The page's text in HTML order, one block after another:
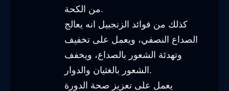
من الكحة.
كذلك من فوائد الزنجبيل انه يعالج
الصداع النصفي، ويعمل على تخفيف
وتهدئة الشعور بالصداع، ويخفف
الشعور بالغثيان والدوار.
يعمل على تعزيز صحة الدورة